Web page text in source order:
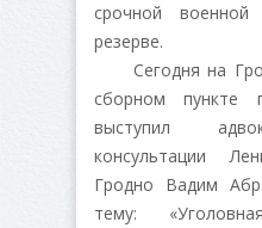
срочной
резерве.
Сегодня на
сборном пункте
выступил
консультации
Гродно Вадим
тему: